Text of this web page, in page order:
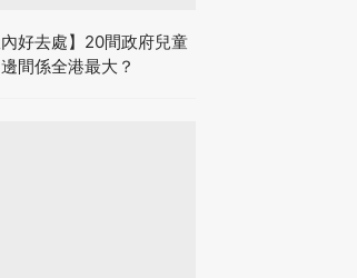
內好去處】20間政府兒童
間係全港最大？